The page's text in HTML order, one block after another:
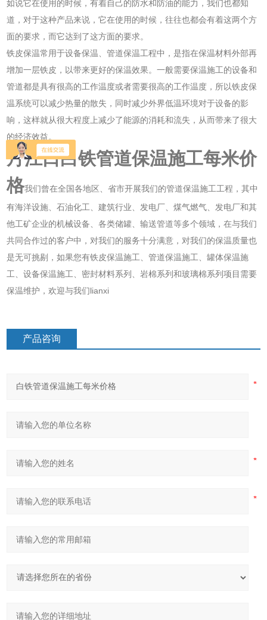
如说它在使用的时候，有着自己的防水和防油的能力，我们也都知
道，对于这种产品来说，它在使用的时候，往往也都会有着这两个方
面的要求，而它达到了这方面的要求。
铁皮保温常用于设备保温、管道保温工程中，是指在保温材料外部再
增加一层铁皮，以带来更好的保温效果。一般需要保温施工的设备和
管道都是具有很高的工作温度或者需要很高的工作温度，所以铁皮保
温系统可以减少热量的散失，同时减少外界低温环境对于设备的影
响，这样就从很大程度上减少了能源的消耗和流失，从而带来了很大
的经济效益。
丹江口白铁管道保温施工每米价
格我们曾在全国各地区、省市开展我们的管道保温施工工程，其中
有海洋设施、石油化工、建筑行业、发电厂、煤气燃气、发电厂和其
他工矿企业的机械设备、各类储罐、输送管道等多个领域，在与我们
共同合作过的客户中，对我们的服务十分满意，对我们的保温质量也
是无可挑剔，如果您有铁皮保温施工、管道保温施工、罐体保温施
工、设备保温施工、密封材料系列、岩棉系列和玻璃棉系列项目需要
保温维护，欢迎与我们lianxi
产品咨询